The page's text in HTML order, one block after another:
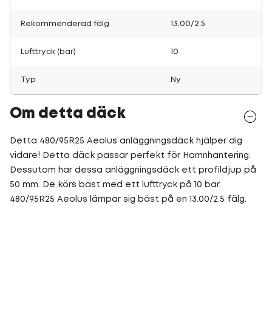
Rekommenderad fälg 13.00/2.5
Lufttryck (bar) 10
Typ Ny
Om detta däck
Detta 480/95R25 Aeolus anläggningsdäck hjälper dig
vidare! Detta däck passar perfekt för Hamnhantering.
Dessutom har dessa anläggningsdäck ett profildjup på
50 mm. De körs bäst med ett lufttryck på 10 bar.
480/95R25 Aeolus lämpar sig bäst på en 13.00/2.5 fälg.